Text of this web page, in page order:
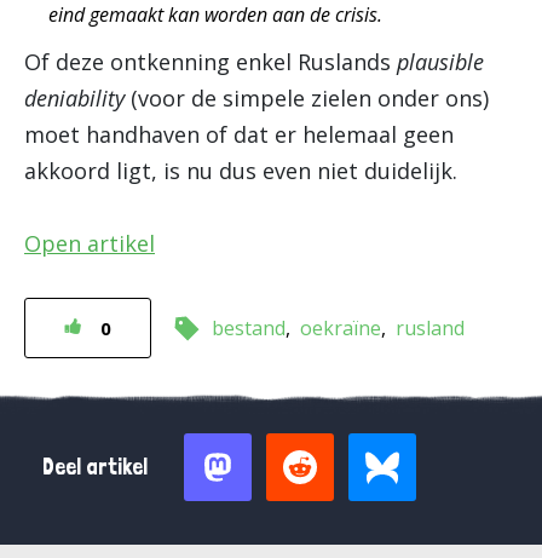
eind gemaakt kan worden aan de crisis.
Of deze ontkenning enkel Ruslands plausible
deniability(voor de simpele zielen onder ons)
moet handhaven of dat er helemaal geen
akkoord ligt, is nu dus even niet duidelijk.
Open artikel
0 bestand oekraïne rusland
Deel artikel